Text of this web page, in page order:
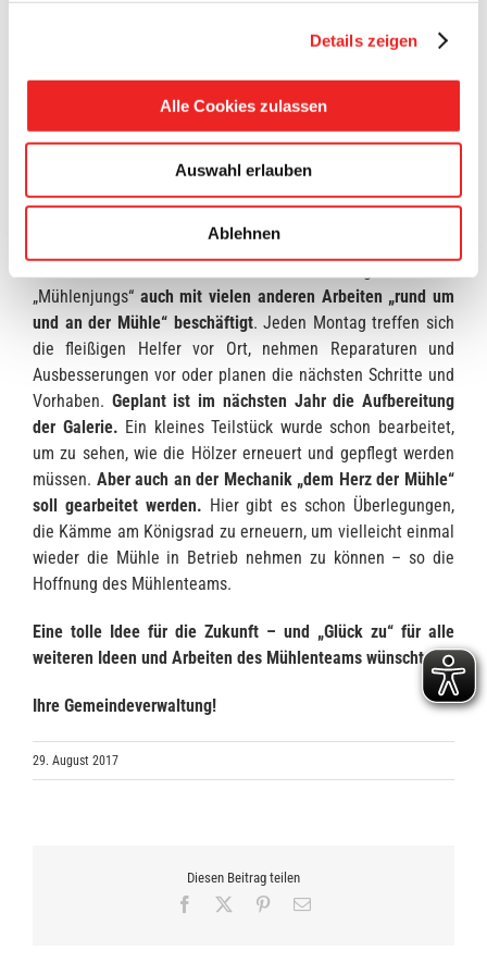
Details zeigen
Alle Cookies zulassen
Auswahl erlauben
Ablehnen
alles in luftiger Höhe. Denn die Arbeiten am Putzachtkant
oberhalb der Galerie mussten mit einer abgesicherten 10
Meter langen Leiter ausgeführt werden.
unterschätzt werden, denn vielen Besuchern wird schon bei
einem Gang über die Galerie „etwas schummrig“.
„Mühlenjungs“ auch mit vielen anderen Arbeiten „rund um
und an der Mühle“ beschäftigt. Jeden Montag treffen sich
die fleißigen Helfer vor Ort, nehmen Reparaturen und
Ausbesserungen vor oder planen die nächsten Schritte und
Vorhaben. Geplant ist im nächsten Jahr die Aufbereitung
der Galerie. Ein kleines Teilstück wurde schon bearbeitet,
um zu sehen, wie die Hölzer erneuert und gepflegt werden
müssen. Aber auch an der Mechanik „dem Herz der Mühle“
soll gearbeitet werden. Hier gibt es schon Überlegungen,
die Kämme am Königsrad zu erneuern, um vielleicht einmal
wieder die Mühle in Betrieb nehmen zu können – so die
Hoffnung des Mühlenteams.
Eine tolle Idee für die Zukunft – und „Glück zu“ für alle
weiteren Ideen und Arbeiten des Mühlenteams wünscht
Ihre Gemeindeverwaltung!
29. August 2017
Diesen Beitrag teilen
Facebook Pinterest
E-